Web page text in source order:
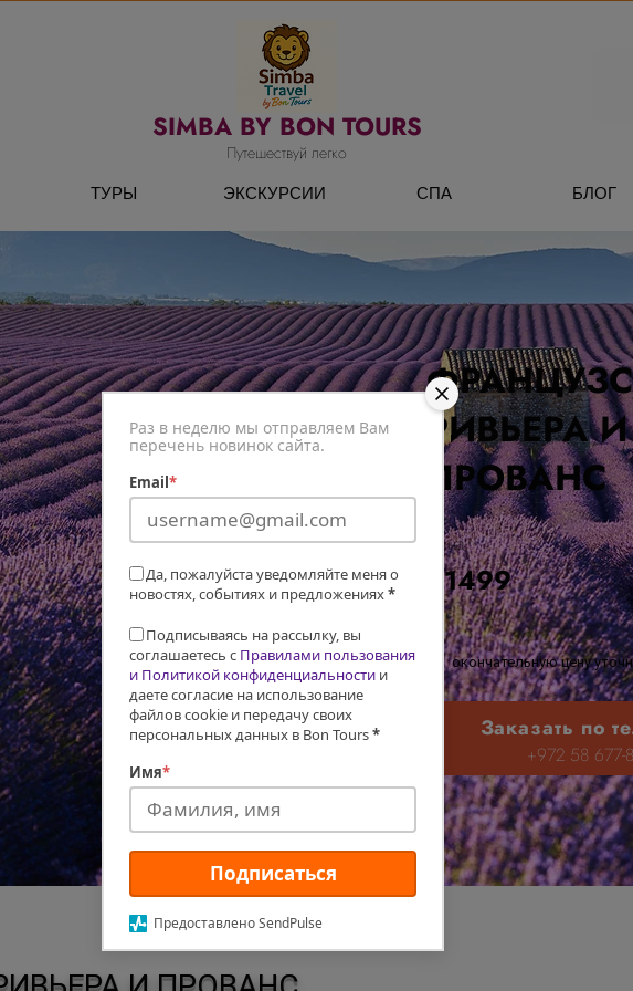
Раз в неделю мы отправляем Вам
перечень новинок сайта.
Email*
Да, пожалуйста уведомляйте меня о
новостях, событиях и предложениях*
Подписываясь на рассылку, вы
соглашаетесь с Правилами пользования
и Политикой конфиденциальности и
даете согласие на использование
файлов cookie и передачу своих
персональных данных в Bon Tours*
Имя*
Подписаться
Предоставлено SendPulse
Путешествуй легко
SIMBA BY BON TOURS
ТУРЫ ЭКСКУРСИИ СПА БЛОГ
РИВЬЕРА И
ПРОВАНС
Цена
€1499
окончательную цену
Заказать по
+972 58 677-